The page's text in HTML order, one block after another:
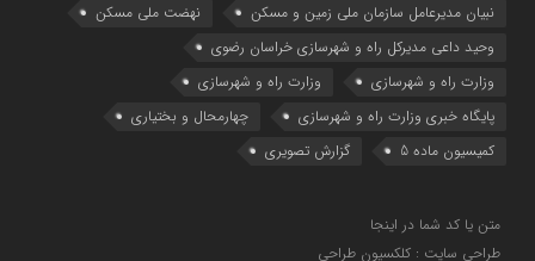
نبیان مدیرعامل سازمان ملی زمین و مسکن
نهضت ملی مسکن
وحید داعی مدیرکل راه و شهرسازی خراسان رضوی
وزارت راه و شهرسازي
وزارت راه و شهرسازی
پایگاه خبری وزارت راه و شهرسازی
چهارمحال و بختیاری
کمیسیون ماده 5
گزارش تصویری
متن یا کد شما در اینجا
طراحی سایت : کلکسیون طراحی